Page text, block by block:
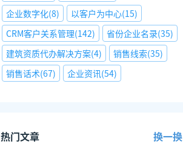
企业数字化(8) 以客户为中心(15)
CRM客户关系管理(142) 省份企业名录(35)
建筑资质代办解决方案(4) 销售线索(35)
销售话术(67) 企业资讯(54)
热门文章
换一换